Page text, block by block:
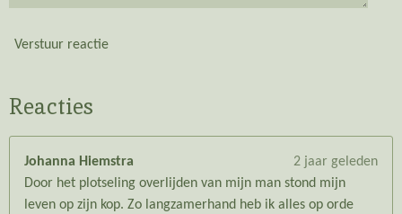
Verstuur reactie
Reacties
Johanna Hiemstra
2 jaar geleden
Door het plotseling overlijden van mijn man stond mijn
leven op zijn kop. Zo langzamerhand heb ik alles op orde